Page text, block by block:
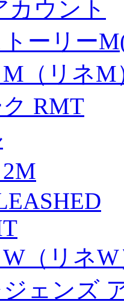
カウント
ーリー
（リネM
RMT
（リネ
ェンズ